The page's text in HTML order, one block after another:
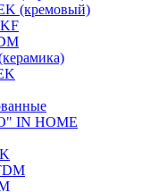
(кремовый)
IN HOME